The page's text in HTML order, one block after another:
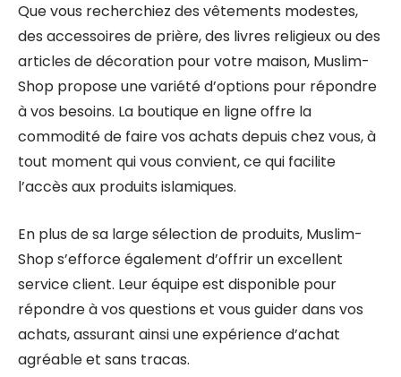
Que vous recherchiez des vêtements modestes,
des accessoires de prière, des livres religieux ou des
articles de décoration pour votre maison, Muslim-
Shop propose une variété d’options pour répondre
à vos besoins. La boutique en ligne offre la
commodité de faire vos achats depuis chez vous, à
tout moment qui vous convient, ce qui facilite
l’accès aux produits islamiques.
En plus de sa large sélection de produits, Muslim-
Shop s’efforce également d’offrir un excellent
service client. Leur équipe est disponible pour
répondre à vos questions et vous guider dans vos
achats, assurant ainsi une expérience d’achat
agréable et sans tracas.